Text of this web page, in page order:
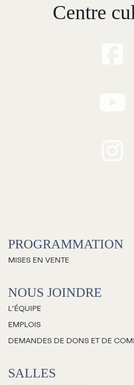
Centre
PROGRAMMATION
MISES EN VENTE
NOUS JOINDRE
L’ÉQUIPE
EMPLOIS
DEMANDES DE DONS ET DE
SALLES